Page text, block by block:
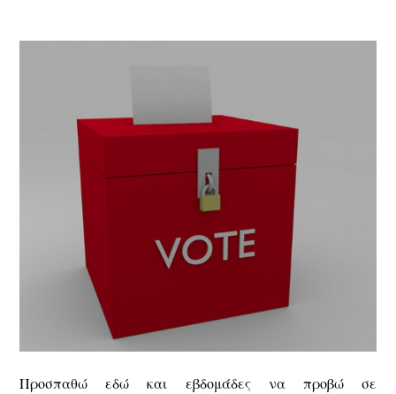
Προσπαθώ εδώ και εβδομάδες να προβώ σε